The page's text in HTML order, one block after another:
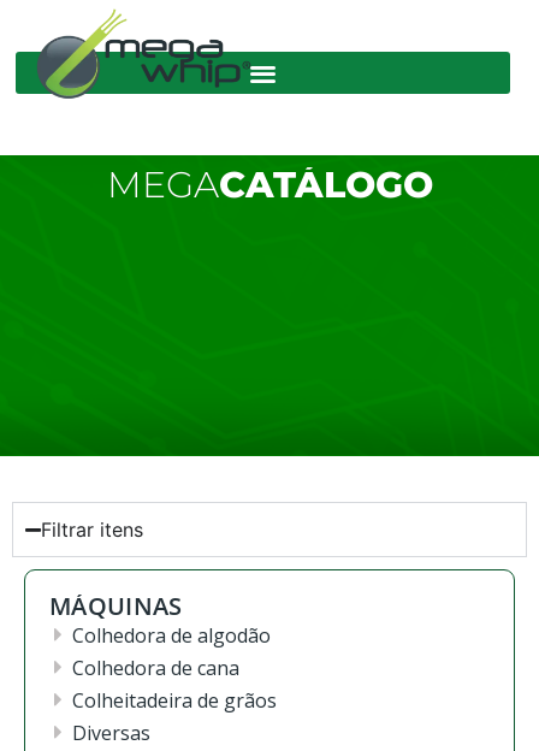
MEGACATÁLOGO
Filtrar itens
MÁQUINAS
Colhedora de algodão
Colhedora de cana
Colheitadeira de grãos
Diversas